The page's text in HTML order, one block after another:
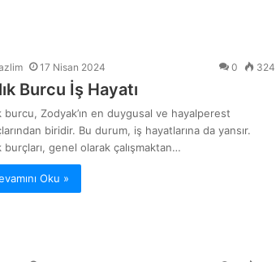
17 Nisan 2024 0 324
Burcu İş Hayatı
burcu, Zodyak’ın en duygusal ve hayalperest
biridir. Bu durum, iş hayatlarına da yansır.
burçları, genel olarak çalışmaktan…
Oku »